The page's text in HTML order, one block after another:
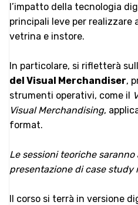
l’impatto della tecnologia
principali leve per
vetrina e instore.
In particolare, si rifletterà
del Visual Merchandiser,
strumenti operativi, come il
Visual Merchandising,
format.
Le sessioni teoriche
presentazione di case study
Il corso si terrà in versione